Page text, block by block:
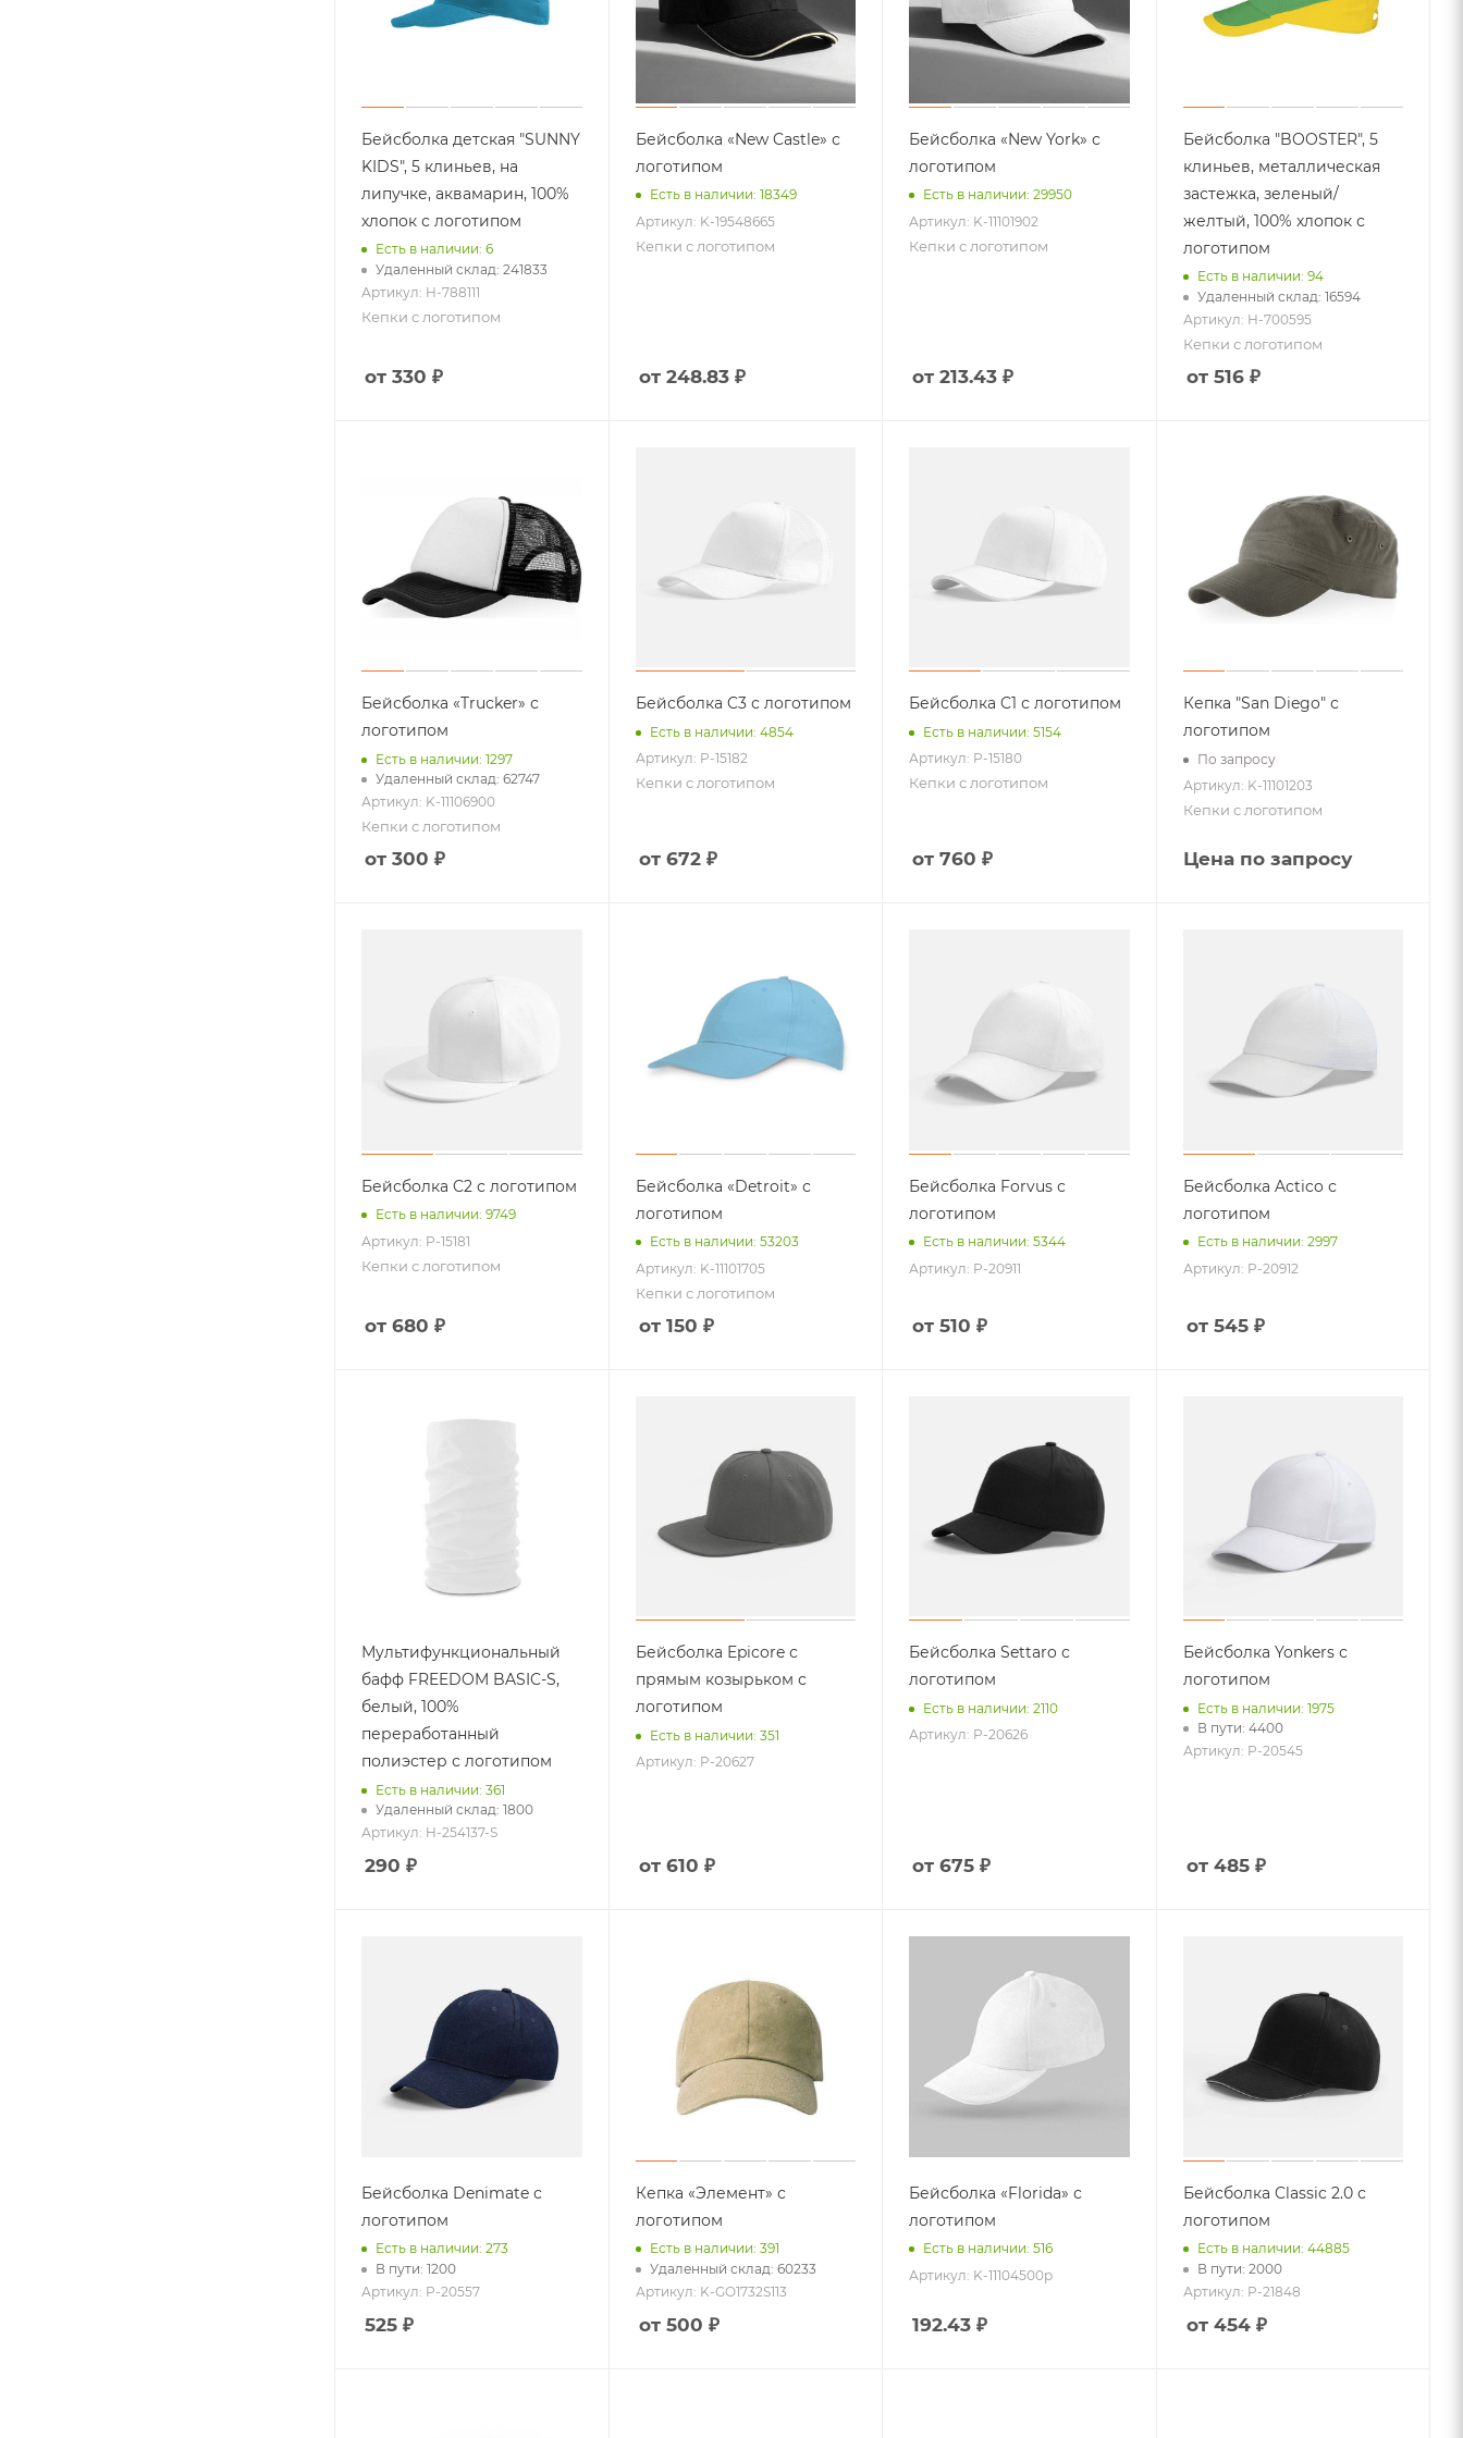
Бейсболка детская "SUNNY
KIDS", 5 клиньев, на
липучке, аквамарин, 100%
хлопок с логотипом
Есть в наличии: 6
Удаленный склад: 241833
Артикул: H-788111
Кепки с логотипом
от 330 ₽
Бейсболка «New Castle» с
логотипом
Есть в наличии: 18349
Артикул: K-19548665
Кепки с логотипом
от 248.83 ₽
Бейсболка «New York» с
логотипом
Есть в наличии: 29950
Артикул: K-11101902
Кепки с логотипом
от 213.43 ₽
Бейсболка "BOOSTER", 5
клиньев, металлическая
застежка, зеленый/
желтый, 100% хлопок с
логотипом
Есть в наличии: 94
Удаленный склад: 16594
Артикул: H-700595
Кепки с логотипом
от 516 ₽
Бейсболка «Trucker» с
логотипом
Есть в наличии: 1297
Удаленный склад: 62747
Артикул: K-11106900
Кепки с логотипом
от 300 ₽
Бейсболка C3 с логотипом
Есть в наличии: 4854
Артикул: P-15182
Кепки с логотипом
от 672 ₽
Бейсболка C1 с логотипом
Есть в наличии: 5154
Артикул: P-15180
Кепки с логотипом
от 760 ₽
Кепка "San Diego" с
логотипом
По запросу
Артикул: K-11101203
Кепки с логотипом
Цена по запросу
Бейсболка C2 с логотипом
Есть в наличии: 9749
Артикул: P-15181
Кепки с логотипом
от 680 ₽
Бейсболка «Detroit» с
логотипом
Есть в наличии: 53203
Артикул: K-11101705
Кепки с логотипом
от 150 ₽
Бейсболка Forvus с
логотипом
Есть в наличии: 5344
Артикул: P-20911
от 510 ₽
Бейсболка Actico с
логотипом
Есть в наличии: 2997
Артикул: P-20912
от 545 ₽
Мультифункциональный
бафф FREEDOM BASIC-S,
белый, 100%
переработанный
полиэстер с логотипом
Есть в наличии: 361
Удаленный склад: 1800
Артикул: H-254137-S
290 ₽
Бейсболка Epicore с
прямым козырьком с
логотипом
Есть в наличии: 351
Артикул: P-20627
от 610 ₽
Бейсболка Settaro с
логотипом
Есть в наличии: 2110
Артикул: P-20626
от 675 ₽
Бейсболка Yonkers с
логотипом
Есть в наличии: 1975
В пути: 4400
Артикул: P-20545
от 485 ₽
Бейсболка Denimate с
логотипом
Есть в наличии: 273
В пути: 1200
Артикул: P-20557
525 ₽
Кепка «Элемент» с
логотипом
Есть в наличии: 391
Удаленный склад: 60233
Артикул: K-GO1732S113
от 500 ₽
Бейсболка «Florida» с
логотипом
Есть в наличии: 516
Артикул: K-11104500р
192.43 ₽
Бейсболка Classic 2.0 с
логотипом
Есть в наличии: 44885
В пути: 2000
Артикул: P-21848
от 454 ₽
Еще +5
Вкусные наборы
Мед, варенье
Еще +2